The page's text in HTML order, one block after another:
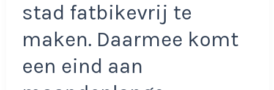
stad fatbikevrij te
maken. Daarmee komt
een eind aan